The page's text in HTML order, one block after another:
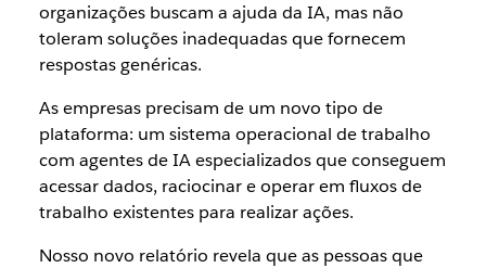
organizações buscam a ajuda da IA, mas não
toleram soluções inadequadas que fornecem
respostas genéricas.
As empresas precisam de um novo tipo de
plataforma: um sistema operacional de trabalho
com agentes de IA especializados que conseguem
acessar dados, raciocinar e operar em fluxos de
trabalho existentes para realizar ações.
Nosso novo relatório revela que as pessoas que